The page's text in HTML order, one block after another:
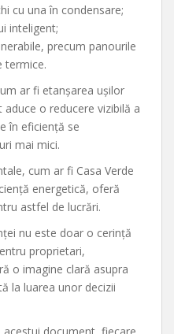
cu una în condensare;
inteligent;
precum panourile
termice.
ar fi etanșarea ușilor
o reducere vizibilă a
în eficiență se
mai mici.
cum ar fi Casa Verde
energetică, oferă
astfel de lucrări.
nu este doar o cerință
proprietari,
o imagine clară asupra
la luarea unor decizii
document, fiecare